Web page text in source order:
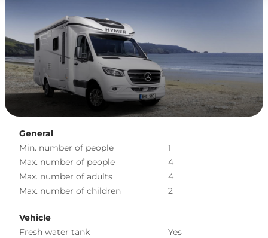
General
Min. number of people
1
Max. number of people
4
Max. number of adults
4
Max. number of children
2
Vehicle
Fresh water tank
Yes